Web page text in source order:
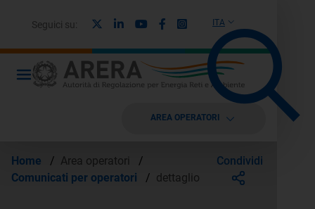
ITA
Seguici su: LinkedinYoutubeFacebook
Instagram
AREA OPERATORI
Home / Area operatori
/
Comunicati per operatori
/ dettaglio
Condividi